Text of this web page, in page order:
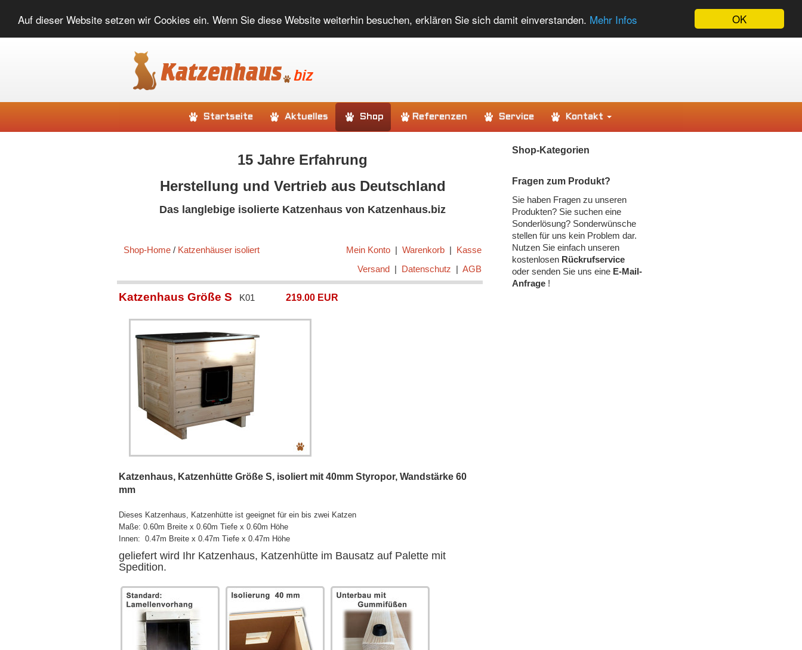
OK
Auf dieser Website setzen wir Cookies ein. Wenn Sie diese Website weiterhin besuchen, erklären Sie sich damit einverstanden. Mehr Infos
Startseite Aktuelles Shop Referenzen Service Kontakt
15 Jahre Erfahrung
Herstellung und Vertrieb aus Deutschland
Das langlebige isolierte Katzenhaus von Katzenhaus.biz
Shop-Home / Katzenhäuser isoliert Mein Konto Warenkorb
Kasse
Versand
Datenschutz AGB
Katzenhaus Größe S K01 219.00 EUR
Katzenhaus, Katzenhütte Größe S, isoliert mit 40mm Styropor, Wandstärke 60
mm
Dieses Katzenhaus, Katzenhütte ist geeignet für ein bis zwei Katzen
Maße: 0.60m Breite x 0.60m Tiefe x 0.60m Höhe
Innen: 0.47m Breite x 0.47m Tiefe x 0.47m Höhe
geliefert wird Ihr Katzenhaus, Katzenhütte im Bausatz auf Palette mit
Spedition.
Shop-Kategorien
Fragen zum Produkt?
Sie haben Fragen zu unseren
Produkten? Sie suchen eine
Sonderlösung? Sonderwünsche
stellen für uns kein Problem dar.
Nutzen Sie einfach unseren
kostenlosen Rückrufservice
oder senden Sie uns eine E-Mail-
Anfrage !